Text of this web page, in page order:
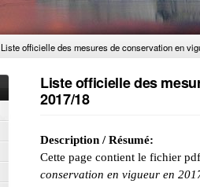
Liste officielle des mesures de conservation en
Liste officielle des
2017/18
Description / Résumé:
Cette page contient le fichier
conservation en vigueur en